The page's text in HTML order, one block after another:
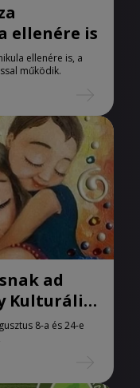
ellenére is
ellenére is, a
működik.
ad
Kulturális
8-a és 24-e